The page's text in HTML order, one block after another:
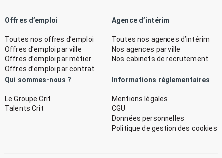
Offres d’emploi
Toutes nos offres d’emploi
Offres d’emploi par ville
Offres d’emploi par métier
Offres d’emploi par contrat
Agence d’intérim
Toutes nos agences d’intérim
Nos agences par ville
Nos cabinets de recrutement
Qui sommes-nous ?
Le Groupe Crit
Talents Crit
Informations réglementaires
Mentions légales
CGU
Données personnelles
Politique de gestion des cookies